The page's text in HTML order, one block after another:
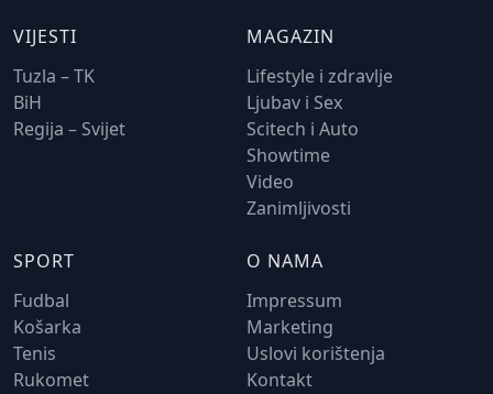
VIJESTI
Tuzla – TK
BiH
Regija – Svijet
MAGAZIN
Lifestyle i zdravlje
Ljubav i Sex
Scitech i Auto
Showtime
Video
Zanimljivosti
SPORT
Fudbal
Košarka
Tenis
Rukomet
O NAMA
Impressum
Marketing
Uslovi korištenja
Kontakt